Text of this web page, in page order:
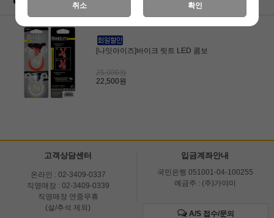
[나잇아이즈]바이크 릿트 LED 콤보
25,000원
22,500원
고객상담센터
온라인 : 02-3409-0337
직영매장 : 02-3409-0339
직영매장 연중무휴
(설/추석 제외)
입금계좌안내
국민은행 051001-04-100255
예금주 : (주)가야미
A/S 접수/문의
취소 확인